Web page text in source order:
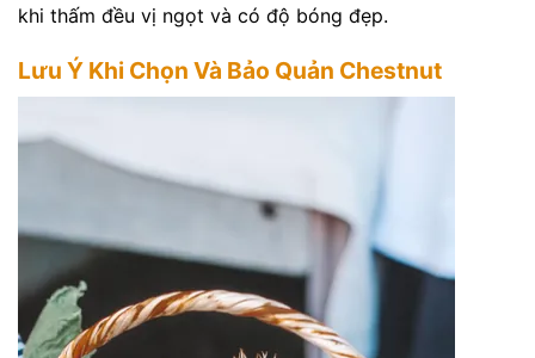
khi thấm đều vị ngọt và có độ bóng đẹp.
Lưu Ý Khi Chọn Và Bảo Quản Chestnut